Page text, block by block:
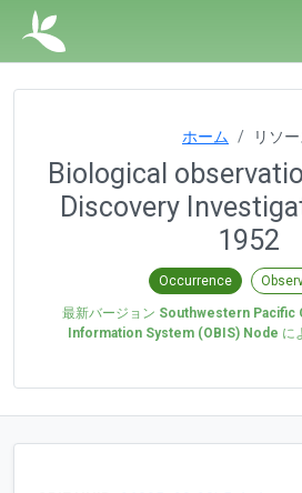
ホーム リソー
Biological
Discovery
1952
Occurrence
最新バージョン Southwestern Pacific
Information System (OBIS) Node に